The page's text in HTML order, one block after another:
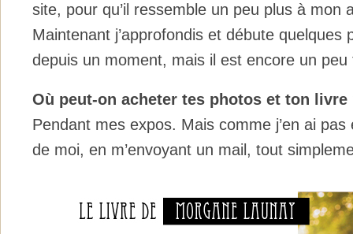
site, pour qu’il ressemble un peu plus à mon
Maintenant j’approfondis et débute quelques
depuis un moment, mais il est encore un
Où peut-on acheter tes photos et ton livre
Pendant mes expos. Mais comme j’en ai
de moi, en m’envoyant un mail, tout